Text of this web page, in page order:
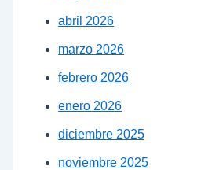
abril 2026
marzo 2026
febrero 2026
enero 2026
diciembre 2025
noviembre 2025